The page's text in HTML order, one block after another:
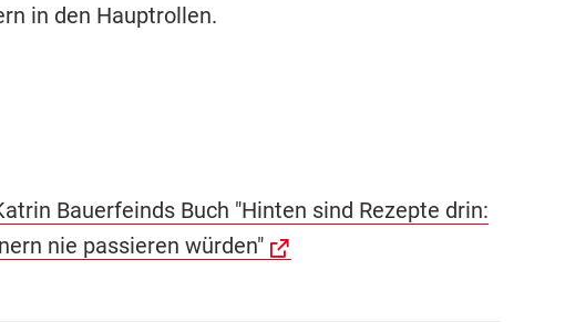
in den Hauptrollen.
Bauerfeinds Buch "Hinten sind Rezepte drin:
nie passieren würden"